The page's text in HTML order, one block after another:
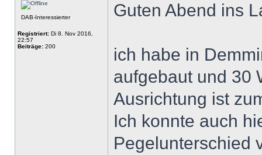
DAB-Interessierter
Registriert: Di 8. Nov 2016,
22:57
Beiträge: 200
Guten Abend ins
ich habe in
aufgebaut und 30
Ausrichtung ist
Ich konnte auch
Pegelunterschied